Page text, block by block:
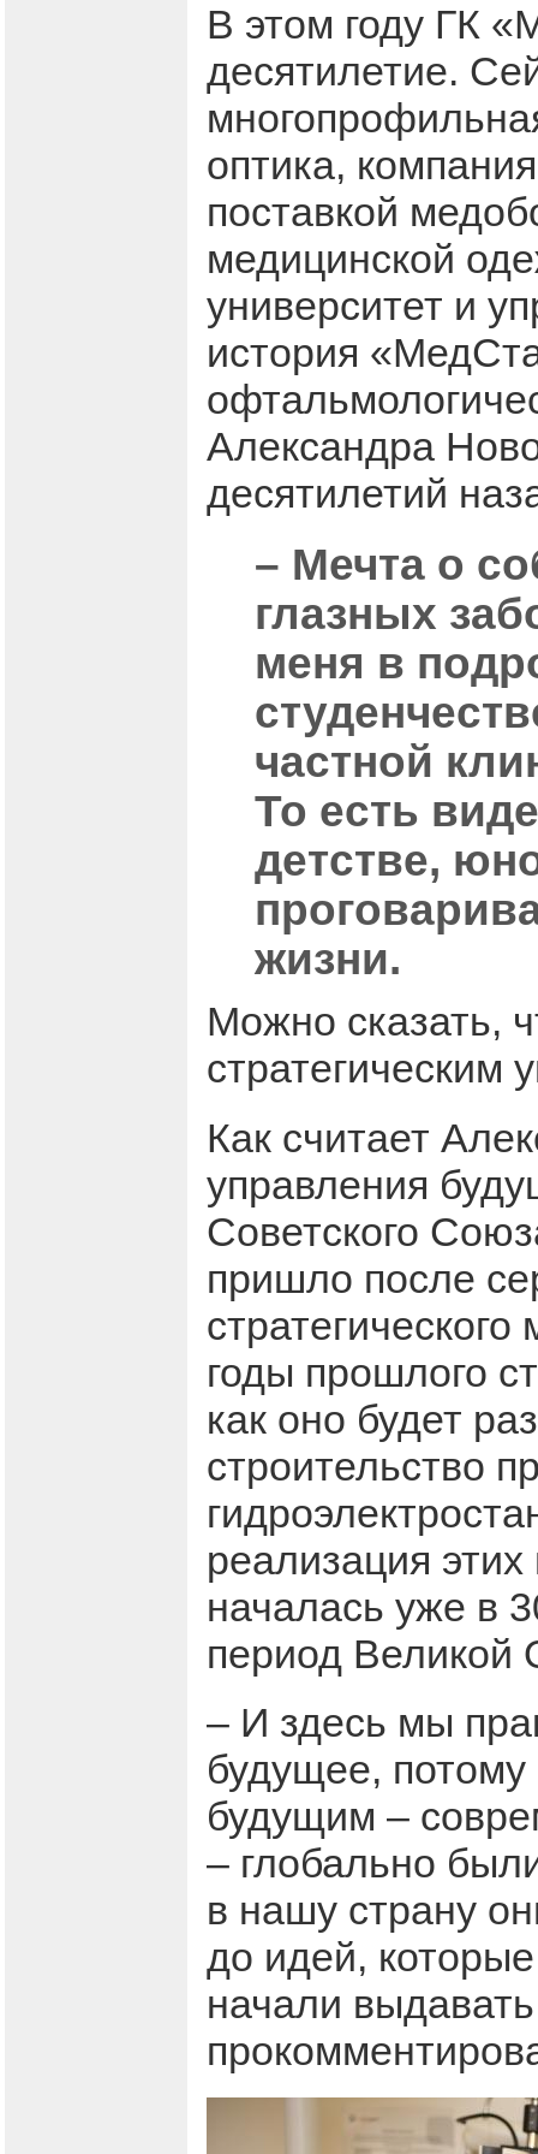
В этом году ГК
десятилетие.
оптика,
поставкой
медицинской
университет и
история
Александра
десятилетий
– Мечта о
глазных
меня в
частной
То есть
детстве,
жизни.
Можно сказать,
стратегическим
Как считает
управления
Советского
пришло после
годы прошлого
как оно будет
строительство
реализация
началась уже в
период Великой
– И здесь мы
будущее, потому
будущим –
– глобально
в нашу страну
до идей,
начали